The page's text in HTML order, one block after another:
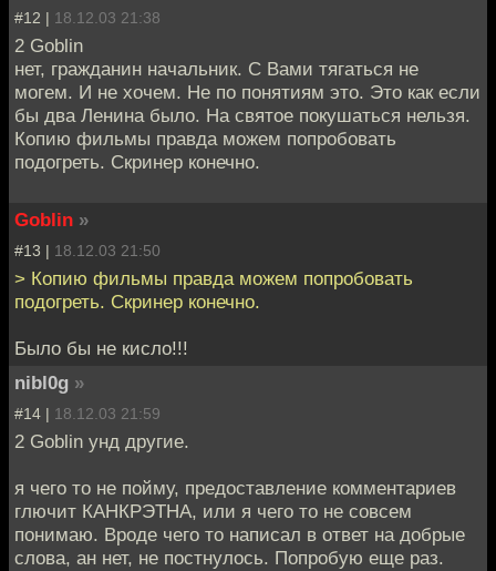
#12 | 18.12.03 21:38
2 Goblin
нет, гражданин начальник. С Вами тягаться не
могем. И не хочем. Не по понятиям это. Это как если
бы два Ленина было. На святое покушаться нельзя.
Копию фильмы правда можем попробовать
подогреть. Скринер конечно.
Goblin »
#13 | 18.12.03 21:50
> Копию фильмы правда можем попробовать
подогреть. Скринер конечно.
Было бы не кисло!!!
nibl0g »
#14 | 18.12.03 21:59
2 Goblin унд другие.
я чего то не пойму, предоставление комментариев
глючит КАНКРЭТНА, или я чего то не совсем
понимаю. Вроде чего то написал в ответ на добрые
слова, ан нет, не постнулось. Попробую еще раз.